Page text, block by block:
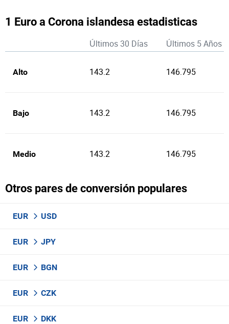
1 Euro a Corona islandesa estadisticas
Últimos 30 Días Últimos 5 Años
Alto 143.2 146.795
Bajo 143.2 146.795
Medio 143.2 146.795
Otros pares de conversión populares
EUR USD
EUR JPY
EUR BGN
EUR CZK
EUR DKK